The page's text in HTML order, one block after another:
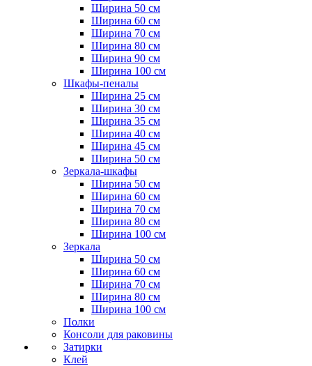
Ширина 50 см
Ширина 60 см
Ширина 70 см
Ширина 80 см
Ширина 90 см
Ширина 100 см
Шкафы-пеналы
Ширина 25 см
Ширина 30 см
Ширина 35 см
Ширина 40 см
Ширина 45 см
Ширина 50 см
Зеркала-шкафы
Ширина 50 см
Ширина 60 см
Ширина 70 см
Ширина 80 см
Ширина 100 см
Зеркала
Ширина 50 см
Ширина 60 см
Ширина 70 см
Ширина 80 см
Ширина 100 см
Полки
Консоли для раковины
Затирки
Клей